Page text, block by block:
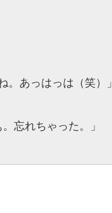
。あっはっは（笑）」
忘れちゃった。」